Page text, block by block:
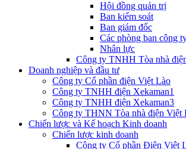
Hội đồng quản trị
Ban kiểm soát
Ban giám đốc
Các phòng ban công
Nhân lực
Công ty TNHH Tòa nhà
Doanh nghiệp và đầu tư
Công ty Cổ phần điện Việt Lào
Công ty TNHH điện Xekaman1
Công ty TNHH điện Xekaman3
Công ty THNN Tòa nhà điện Việt
Chiến lược và Kế hoạch Kinh doanh
Chiến lược kinh doanh
Công ty Cổ phần Điện Việt